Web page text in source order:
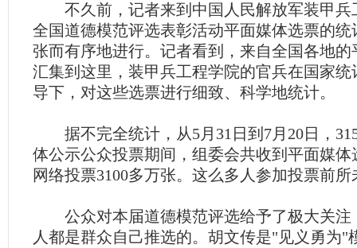
不久前，记者来到中国人民解放军装甲兵
全国道德模范评选表彰活动平面媒体选票的
张而有序地进行。记者看到，来自全国各地
汇集到这里，装甲兵工程学院的官兵在国家
导下，对这些选票进行细致、科学地统计。
据不完全统计，从5月31日到7月20日，
体公示公众投票期间，组委会共收到平面媒体
网络投票3100多万张。这么多人参加投票前所
公众对本届道德模范评选给予了极大关注
人都是群众自己推选的。胡文传是"见义勇为"